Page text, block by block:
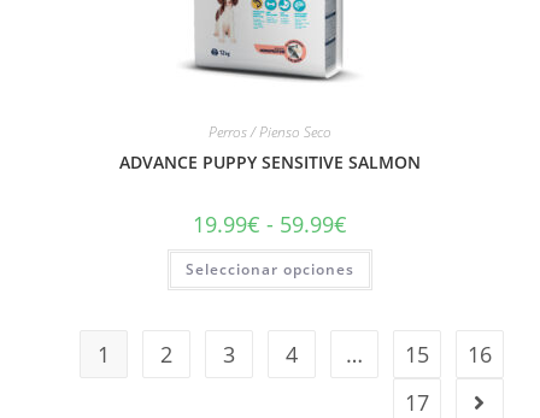
Perros / Pienso Seco
ADVANCE PUPPY SENSITIVE SALMON
19.99€ - 59.99€
Seleccionar opciones
1 2 3 4 … 15
16
17